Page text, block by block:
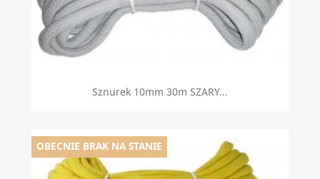
Sznurek 10mm 30m SZARY...
OBECNIE BRAK NA STANIE